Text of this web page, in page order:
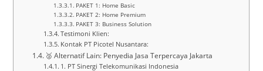
PAKET 1: Home Basic
PAKET 2: Home Premium
PAKET 3: Business Solution
Testimoni Klien:
Kontak PT Picotel Nusantara:
🥈 Alternatif Lain: Penyedia Jasa Terpercaya Jakarta
1. PT Sinergi Telekomunikasi Indonesia